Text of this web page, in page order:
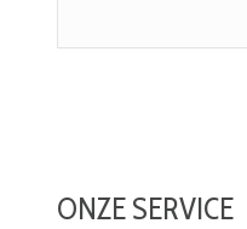
ONZE SERVICE